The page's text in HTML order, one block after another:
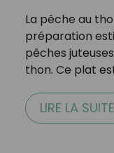
La pêche au
préparation
pêches
thon. Ce plat
LIRE LA SUITE